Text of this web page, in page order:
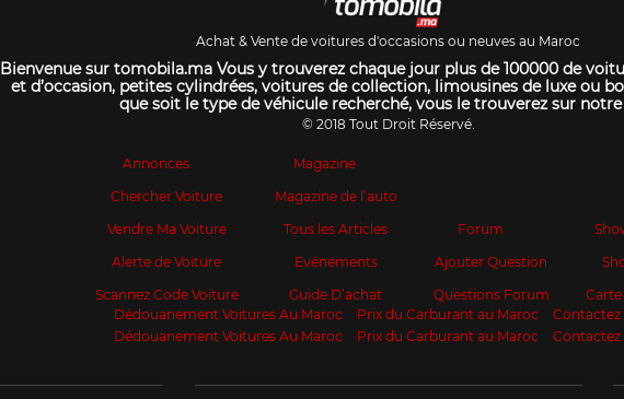
Achat & Vente de voitures d'occasions ou neuves au Maroc
Bienvenue sur tomobila.ma Vous y trouverez chaque jour plus de 100000 de
et d’occasion, petites cylindrées, voitures de collection, limousines de luxe ou
que soit le type de véhicule recherché, vous le trouverez sur
© 2018 Tout Droit Réservé.
Annonces
Chercher Voiture
Vendre Ma Voiture
Alerte de Voiture
Scannez Code Voiture
Magazine
Magazine de l’auto
Tous les Articles
Evénements
Guide D’achat
Forum
Ajouter Question
Questions Forum
Dédouanement Voitures Au Maroc
Prix du Carburant au Maroc
Contactez
Dédouanement Voitures Au Maroc
Prix du Carburant au Maroc Contactez